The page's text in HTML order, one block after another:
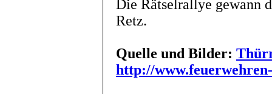
Die Rätselrallye gewann
Retz.
Quelle und Bilder:
http://